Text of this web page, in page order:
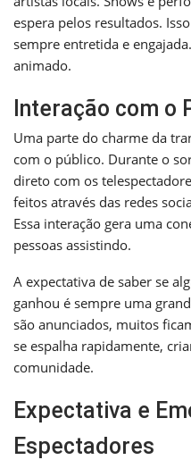
espera pelos resultados.
sempre entretida e
animado.
Interação com o
Uma parte do charme da
com o público. Durante o
direto com os
feitos através das redes
Essa interação gera uma
pessoas assistindo.
A expectativa de saber se
ganhou é sempre uma
são anunciados, muitos
se espalha rapidamente,
comunidade.
Expectativa e
Espectadores